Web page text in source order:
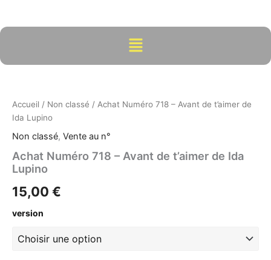
contenu
Menu
Accueil / Non classé / Achat Numéro 718 – Avant de t’aimer de
Ida Lupino
Non classé, Vente au n°
Achat Numéro 718 – Avant de t’aimer de Ida
Lupino
15,00 €
version
Numéro
718
-
Avant
de
t'aimer
Ida